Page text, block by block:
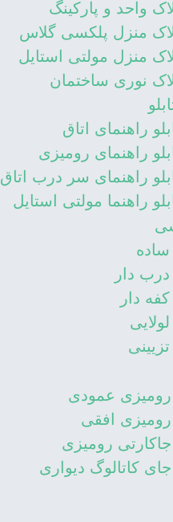
واحد و پارکینگ
منزل پلکسی گلاس
منزل مولتی استایل
نوری ساختمان
راهنمای اتاق
راهنمای رومیزی
راهنمای سر درب اتاق
راهنما مولتی استایل
دار
دار
رومیزی عمودی
رومیزی افقی
جاکارتی رومیزی
جای کاتالوگ دیواری